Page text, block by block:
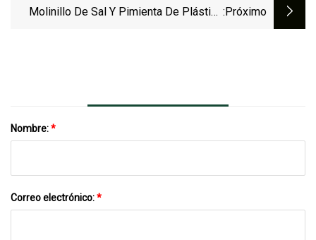
Molinillo De Sal Y Pimienta De Plástico :próximo
Nombre:*
Correo electrónico:*